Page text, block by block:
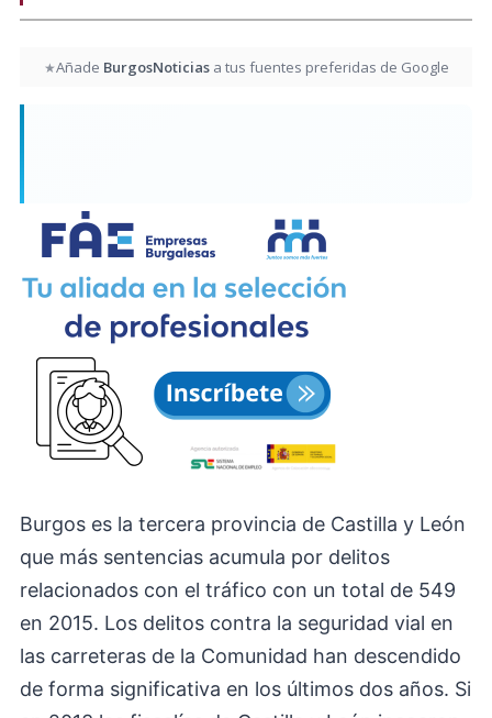
★Añade BurgosNoticiasa tus fuentes preferidas de Google
Burgos es la tercera provincia de Castilla y León
que más sentencias acumula por delitos
relacionados con el tráfico con un total de 549
en 2015. Los delitos contra la seguridad vial en
las carreteras de la Comunidad han descendido
de forma significativa en los últimos dos años. Si